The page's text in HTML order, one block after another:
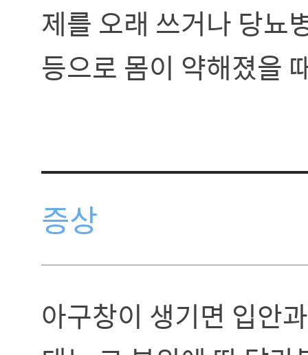
제를 오래 쓰거나 당뇨
등으로 몸이 약해졌을
증상
아구창이 생기면 입안